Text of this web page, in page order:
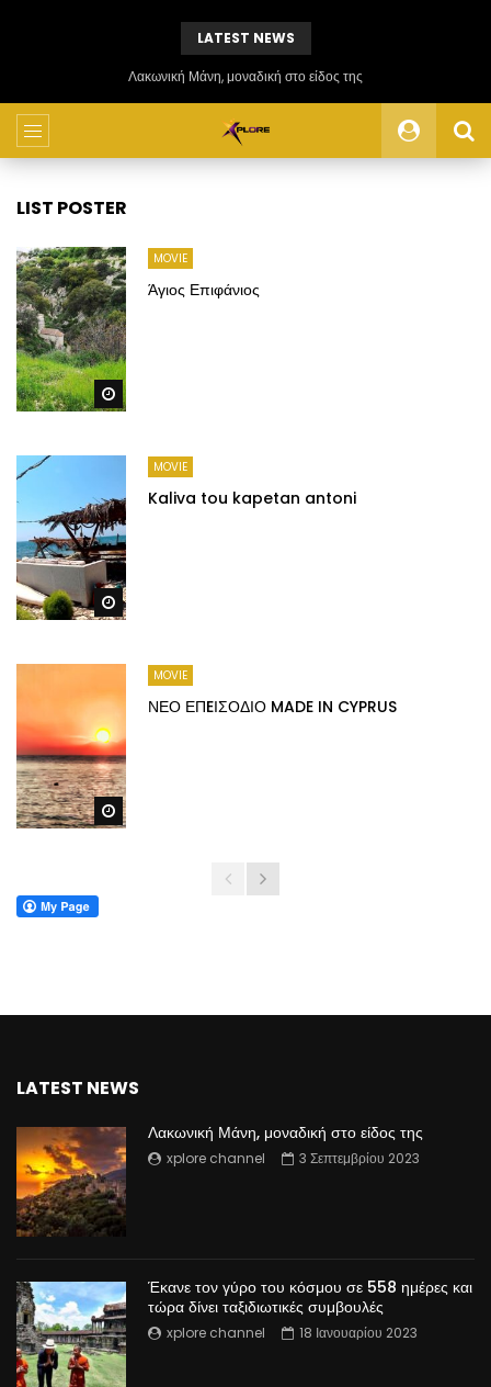
LATEST NEWS
Λακωνική Μάνη, μοναδική στο είδος της
LIST POSTER
Watch Later
MOVIE
Άγιος Επιφάνιος
Watch Later
MOVIE
Kaliva tou kapetan antoni
Watch Later
MOVIE
ΝΕΟ ΕΠEΙΣΟΔΙΟ MADE IN CYPRUS
LATEST NEWS
Λακωνική Μάνη, μοναδική στο είδος της
xplore channel 3 Σεπτεμβρίου 2023
Έκανε τον γύρο του κόσμου σε 558 ημέρες και
τώρα δίνει ταξιδιωτικές συμβουλές
xplore channel 18 Ιανουαρίου 2023